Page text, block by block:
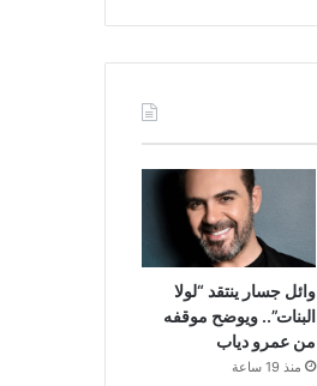
وائل جسار ينتقد “لولا
البنات”.. ويوضح موقفه
من عمرو دياب
منذ 19 ساعة